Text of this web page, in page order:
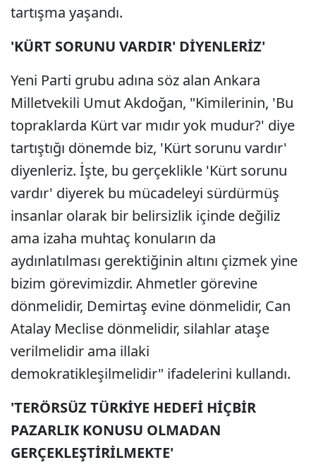
tartışma yaşandı.
'KÜRT SORUNU VARDIR' DİYENLERİZ'
Yeni Parti grubu adına söz alan Ankara
Milletvekili Umut Akdoğan, "Kimilerinin, 'Bu
topraklarda Kürt var mıdır yok mudur?' diye
tartıştığı dönemde biz, 'Kürt sorunu vardır'
diyenleriz. İşte, bu gerçeklikle 'Kürt sorunu
vardır' diyerek bu mücadeleyi sürdürmüş
insanlar olarak bir belirsizlik içinde değiliz
ama izaha muhtaç konuların da
aydınlatılması gerektiğinin altını çizmek yine
bizim görevimizdir. Ahmetler görevine
dönmelidir, Demirtaş evine dönmelidir, Can
Atalay Meclise dönmelidir, silahlar ataşe
verilmelidir ama illaki
demokratikleşilmelidir" ifadelerini kullandı.
'TERÖRSÜZ TÜRKİYE HEDEFİ HİÇBİR
PAZARLIK KONUSU OLMADAN
GERÇEKLEŞTİRİLMEKTE'